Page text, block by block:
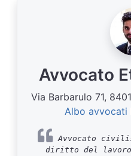
Avvocato
Via Barbarulo 71,
Albo avvocati
Avvocato
diritto del lavoro